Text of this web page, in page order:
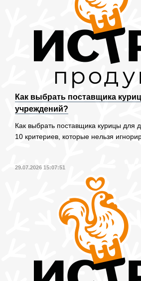
Как выбрать поставщика
учреждений?
Как выбрать поставщика курицы для
10 критериев, которые нельзя
29.07.2026 15:07:51